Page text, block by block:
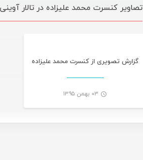
تصاویر کنسرت محمد علیزاده در تالار
گزارش تصویری از کنسرت محمد علیزاده
۰۳ بهمن ۱۳۹۵